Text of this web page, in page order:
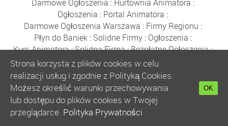
Darmowe Ogłoszenia : Hurtownia Animatora :
Ogłoszenia : Portal Animatora :
Darmowe Ogłoszenia Warszawa : Firmy Regionu :
Płyn do Baniek: Solidne Firmy: Ogłoszenia :
Kurs Animatora:Solidna Firma:Bezpłatne Ogłoszenia:
Animator Czasu Wolnego:
Bezpłatne Ogłoszenia Warszawa:sklep animatora
Bańki Mydlane:Bezpłatne Ogłoszenia
Szkolenie Animatorów:Kurs Animatora
:
Kurs Animatora Warszawa :Rumia
Kurs Animatora Poznań:
Strona korzysta z plików cookies w celu
realizacji usług i zgodnie z Polityką Cookies.
Możesz określić warunki przechowywania
lub dostępu do plików cookies w Twojej
przeglądarce. Polityka Prywatności
OK